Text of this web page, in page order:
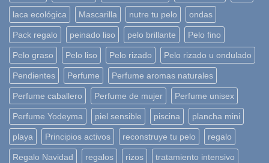
laca ecológica Mascarilla nutre tu pelo ondas
Pack regalo peinado liso pelo brillante Pelo fino
Pelo graso Pelo liso Pelo rizado Pelo rizado u ondulado
Pendientes Perfume Perfume aromas naturales
Perfume caballero Perfume de mujer Perfume unisex
Perfume Yodeyma piel sensible piscina plancha mini
playa Principios activos reconstruye tu pelo regalo
Regalo Navidad regalos rizos tratamiento intensivo